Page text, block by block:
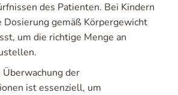
des Patienten. Bei Kindern
Dosierung gemäß Körpergewicht
um die richtige Menge an
der
ist essenziell, um